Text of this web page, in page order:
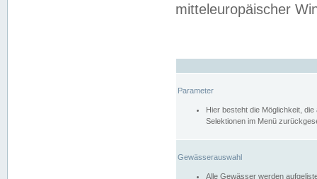
mitteleuropäischer
Parameter
Hier besteht die Möglichkeit,
Selektionen im Menü
Gewässerauswahl
Alle Gewässer werden